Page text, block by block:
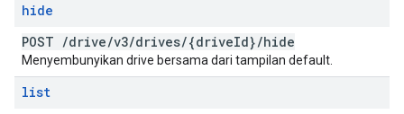
hide
POST /drive/v3/drives/{driveId}/hide
Menyembunyikan drive bersama dari tampilan default.
list